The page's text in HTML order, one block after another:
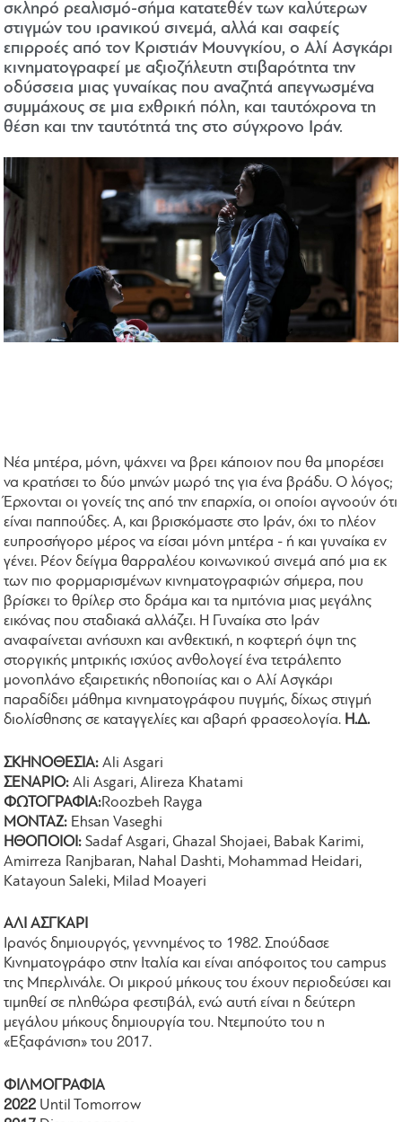
σκληρό ρεαλισμό-σήμα κατατεθέν των καλύτερων
στιγμών του ιρανικού σινεμά, αλλά και σαφείς
επιρροές από τον Κριστιάν Μουνγκίου, ο Αλί Ασγκάρι
κινηματογραφεί με αξιοζήλευτη στιβαρότητα την
οδύσσεια μιας γυναίκας που αναζητά απεγνωσμένα
συμμάχους σε μια εχθρική πόλη, και ταυτόχρονα τη
θέση και την ταυτότητά της στο σύγχρονο Ιράν.
Νέα μητέρα, μόνη, ψάχνει να βρει κάποιον που θα μπορέσει
να κρατήσει το δύο μηνών μωρό της για ένα βράδυ. Ο λόγος;
Έρχονται οι γονείς της από την επαρχία, οι οποίοι αγνοούν ότι
είναι παππούδες. Α, και βρισκόμαστε στο Ιράν, όχι το πλέον
ευπροσήγορο μέρος να είσαι μόνη μητέρα - ή και γυναίκα εν
γένει. Ρέον δείγμα θαρραλέου κοινωνικού σινεμά από μια εκ
των πιο φορμαρισμένων κινηματογραφιών σήμερα, που
βρίσκει το θρίλερ στο δράμα και τα ημιτόνια μιας μεγάλης
εικόνας που σταδιακά αλλάζει. Η Γυναίκα στο Ιράν
αναφαίνεται ανήσυχη και ανθεκτική, η κοφτερή όψη της
στοργικής μητρικής ισχύος ανθολογεί ένα τετράλεπτο
μονοπλάνο εξαιρετικής ηθοποιίας και ο Αλί Ασγκάρι
παραδίδει μάθημα κινηματογράφου πυγμής, δίχως στιγμή
διολίσθησης σε καταγγελίες και αβαρή φρασεολογία. Η.Δ.
ΣΚΗΝΟΘΕΣΙΑ:Ali Asgari
ΣΕΝΑΡΙΟ:Ali Asgari, Alireza Khatami
ΦΩΤΟΓΡΑΦΙΑ: Roozbeh Rayga
ΜΟΝΤΑΖ: Ehsan Vaseghi
ΗΘΟΠΟΙΟΙ:Sadaf Asgari, Ghazal Shojaei, Babak Karimi,
Amirreza Ranjbaran, Nahal Dashti, Mohammad Heidari,
Katayoun Saleki, Milad Moayeri
ΑΛΙ ΑΣΓΚΑΡΙ
Ιρανός δημιουργός, γεννημένος το 1982. Σπούδασε
Κινηματογράφο στην Ιταλία και είναι απόφοιτος του campus
της Μπερλινάλε. Οι μικρού μήκους του έχουν περιοδεύσει και
τιμηθεί σε πληθώρα φεστιβάλ, ενώ αυτή είναι η δεύτερη
μεγάλου μήκους δημιουργία του. Ντεμπούτο του η
«Εξαφάνιση» του 2017.
ΦΙΛΜΟΓΡΑΦΙΑ
2022 Until Tomorrow